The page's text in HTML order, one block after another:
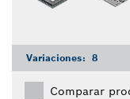
Variaciones: 8
Comparar